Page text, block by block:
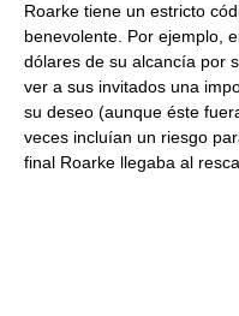
Roarke tiene un estricto
benevolente. Por ejemplo,
dólares de su alcancía por
ver a sus invitados una
su deseo (aunque éste
veces incluían un riesgo
final Roarke llegaba al